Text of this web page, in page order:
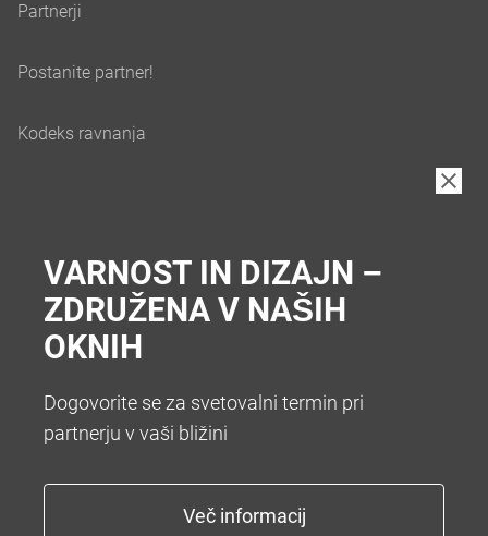
VARNOST IN DIZAJN –
ZDRUŽENA V NAŠIH
OKNIH
Dogovorite se za svetovalni termin pri
partnerju v vaši bližini